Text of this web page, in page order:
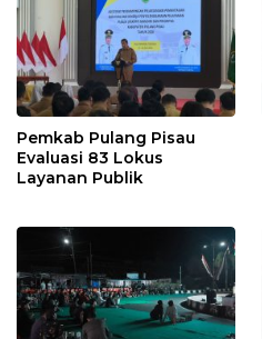
Pemkab Pulang Pisau
Evaluasi 83 Lokus
Layanan Publik